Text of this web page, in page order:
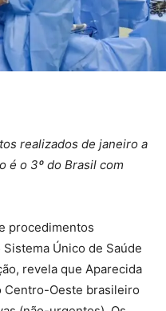
realizados de janeiro a
é o 3º do Brasil com
procedimentos
Único de Saúde
revela que Aparecida
Centro-Oeste brasileiro